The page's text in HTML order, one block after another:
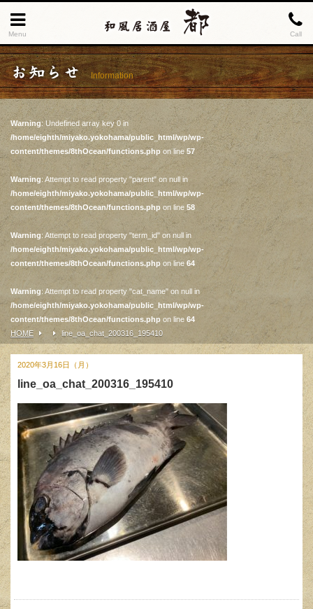
Menu Call
お知らせ Information
Warning: Undefined array key 0 in
/home/eighth/miyako.yokohama/public_html/wp/wp-
content/themes/8thOcean/functions.phpon line57
Warning: Attempt to read property "parent" on null in
/home/eighth/miyako.yokohama/public_html/wp/wp-
content/themes/8thOcean/functions.php on line 58
Warning: Attempt to read property "term_id" on null in
/home/eighth/miyako.yokohama/public_html/wp/wp-
content/themes/8thOcean/functions.php on line 64
Warning: Attempt to read property "cat_name" on null in
/home/eighth/miyako.yokohama/public_html/wp/wp-
content/themes/8thOcean/functions.php on line 64
HOME
line_oa_chat_200316_195410
2020年3月16日（月）
line_oa_chat_200316_195410